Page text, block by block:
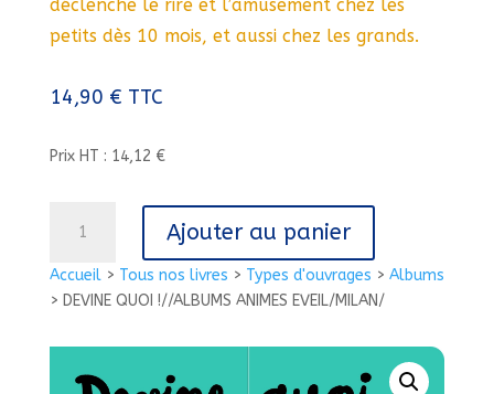
Accueil> Tous nos livres > Types d'ouvrages > Albums
> DEVINE QUOI !//ALBUMS ANIMES EVEIL/MILAN/
déclenche le rire et l’amusement chez les
petits dès 10 mois, et aussi chez les grands.
14,90 € TTC
Prix HT : 14,12 €
DEVINE
QUOI !//ALBUMS
Ajouter au panier